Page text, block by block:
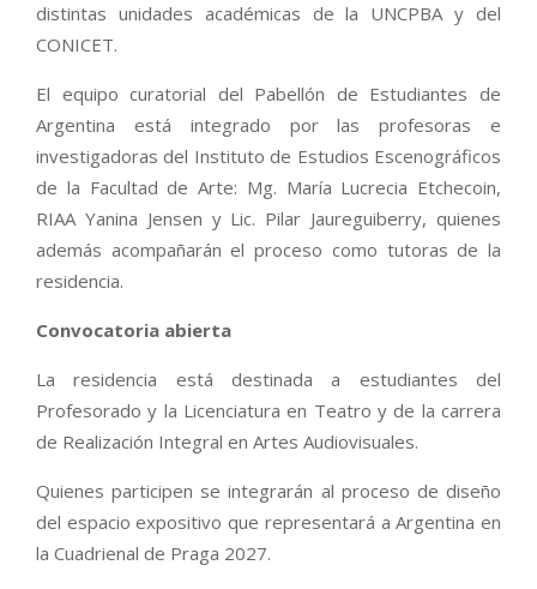
distintas unidades académicas de la UNCPBA y del
CONICET.
El equipo curatorial del Pabellón de Estudiantes de
Argentina está integrado por las profesoras e
investigadoras del Instituto de Estudios Escenográficos
de la Facultad de Arte: Mg. María Lucrecia Etchecoin,
RIAA Yanina Jensen y Lic. Pilar Jaureguiberry, quienes
además acompañarán el proceso como tutoras de la
residencia.
Convocatoria abierta
La residencia está destinada a estudiantes del
Profesorado y la Licenciatura en Teatro y de la carrera
de Realización Integral en Artes Audiovisuales.
Quienes participen se integrarán al proceso de diseño
del espacio expositivo que representará a Argentina en
la Cuadrienal de Praga 2027.